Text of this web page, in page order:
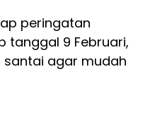
peringatan
tanggal 9 Februari,
agar mudah